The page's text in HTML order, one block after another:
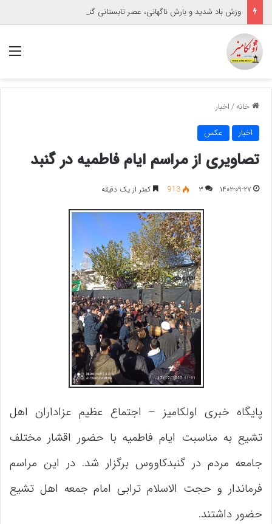
خانه/اخبار
اخبار عکس
تصاویری از مراسم ایام فاطمیه در گنبد
۱۴۰۲-۰۹-۲۷ ۳ 913 کمتر از یک دقیقه
پایگاه خبری اولکامیز – اجتماع عظیم عزاداران اهل
تشیع به مناسبت ایام فاطمیه با حضور اقشار مختلف
جامعه مردم در گنبدکاووس برگزار شد. در این مراسم
فرماندار و حجت الاسلام ترابی امام جمعه اهل تشیع
حضور داشتند.